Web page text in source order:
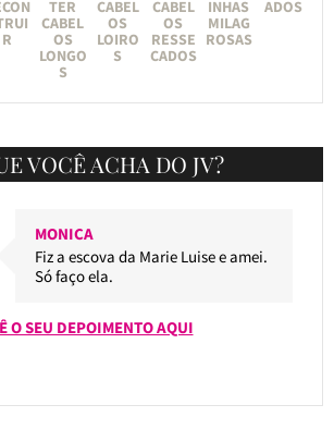
R
TER
CABEL
OS
LONGO
S
CABEL
OS
LOIRO
S
CABEL
OS
RESSE
CADOS
INHAS
MILAG
ROSAS
ADOS
VOCÊ ACHA DO JV?
MONICA
Fiz a escova da Marie Luise e amei.
Só faço ela.
O SEU DEPOIMENTO AQUI